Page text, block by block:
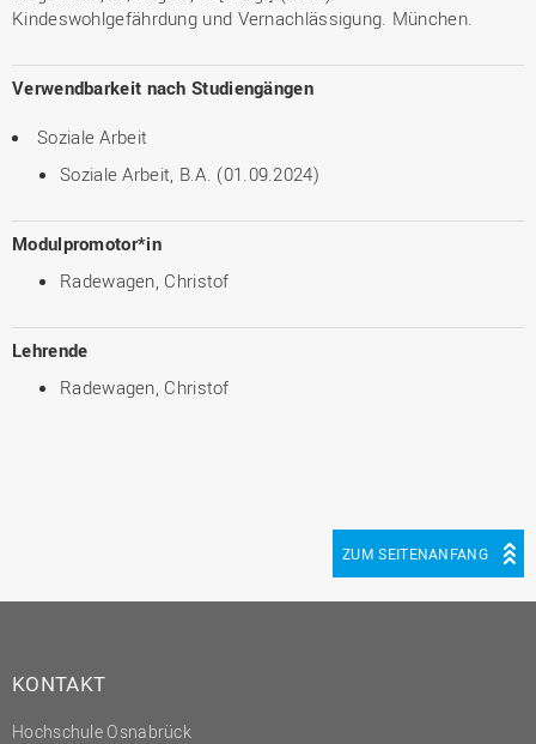
Kindeswohlgefährdung und Vernachlässigung. München.
Verwendbarkeit nach Studiengängen
Soziale Arbeit
Soziale Arbeit, B.A. (01.09.2024)
Modulpromotor*in
Radewagen, Christof
Lehrende
Radewagen, Christof
ZUM SEITENANFANG
KONTAKT
Hochschule Osnabrück